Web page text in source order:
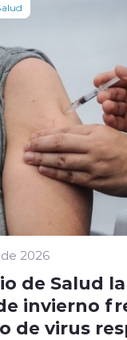
2026
de Salud
invierno
de virus